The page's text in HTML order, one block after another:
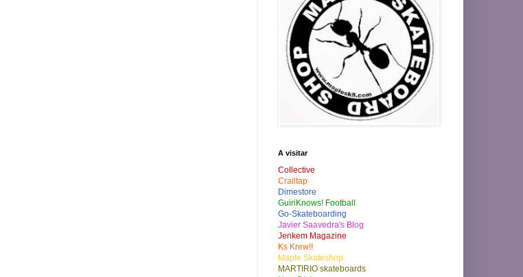
A visitar
Collective
Crailtap
Dimestore
GuiriKnows! Football
Go-Skateboarding
Javier Saavedra's Blog
Jenkem Magazine
Ks Krew!!
Maple Skateshop
MARTIRIO skateboards